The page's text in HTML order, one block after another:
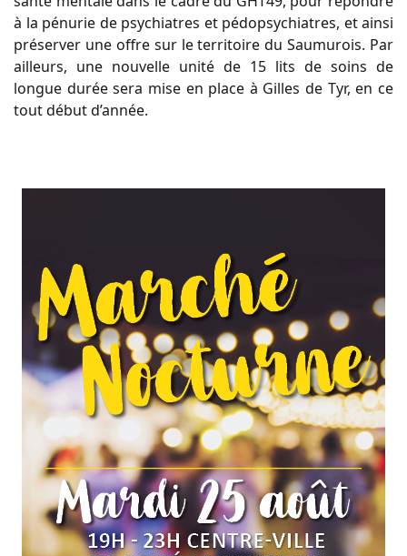
à la pénurie de psychiatres et pédopsychiatres, et ainsi
préserver une offre sur le territoire du Saumurois. Par
ailleurs, une nouvelle unité de 15 lits de soins de
longue durée sera mise en place à Gilles de Tyr, en ce
tout début d’année.